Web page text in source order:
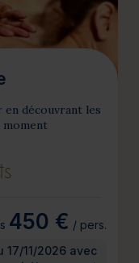
en découvrant les
moment
450 € / pers.
11/2026 avec